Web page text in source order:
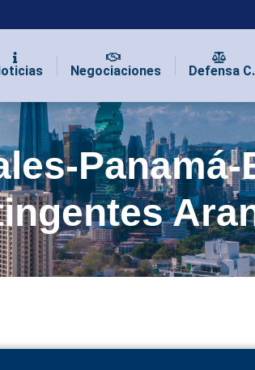
Negociaciones Defensa C.